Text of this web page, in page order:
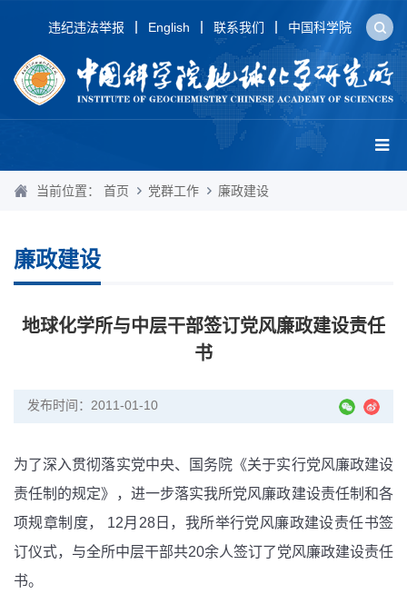
违纪违法举报 English 联系我们 中国科学院
当前位置： 首页 党群工作 廉政建设
廉政建设
地球化学所与中层干部签订党风廉政建设责任
书
发布时间：2011-01-10
为了深入贯彻落实党中央、国务院《关于实行党风廉政建设
责任制的规定》，进一步落实我所党风廉政建设责任制和各
项规章制度， 12月28日，我所举行党风廉政建设责任书签
订仪式，与全所中层干部共20余人签订了党风廉政建设责任
书。